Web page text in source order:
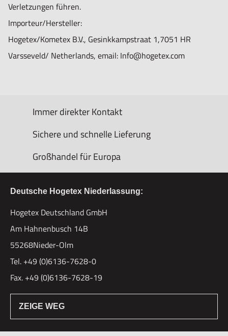
Verletzungen führen.
Importeur/Hersteller:
Hogetex/Kometex B.V., Gesinkkampstraat 1,7051 HR
Varsseveld/ Netherlands, email: Info@hogetex.com
Immer direkter Kontakt
Sichere und schnelle Lieferung
Großhandel für Europa
Deutsche Hogetex Niederlassung:
Hogetex Deutschland GmbH
Am Hahnenbusch 14B
55268Nieder-Olm
Tel. +49 (0)6136-7628-0
Fax. +49 (0)6136-7628-19
ZEIGE WEG